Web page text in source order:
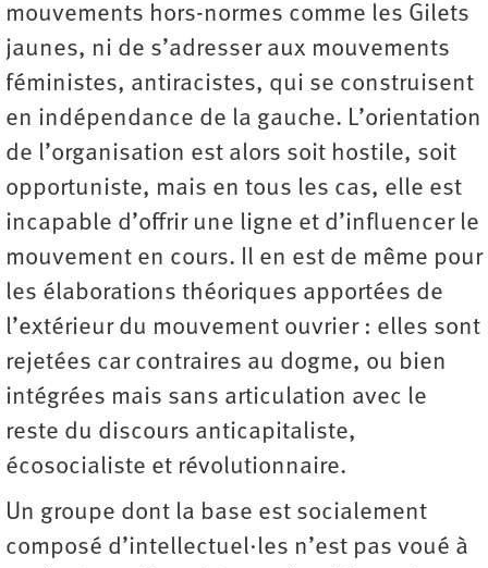
mouvements hors-normes comme les Gilets
jaunes, ni de s’adresser aux mouvements
féministes, antiracistes, qui se construisent
en indépendance de la gauche. L’orientation
de l’organisation est alors soit hostile, soit
opportuniste, mais en tous les cas, elle est
incapable d’offrir une ligne et d’influencer le
mouvement en cours. Il en est de même pour
les élaborations théoriques apportées de
l’extérieur du mouvement ouvrier : elles sont
rejetées car contraires au dogme, ou bien
intégrées mais sans articulation avec le
reste du discours anticapitaliste,
écosocialiste et révolutionnaire.
Un groupe dont la base est socialement
composé d’intellectuel·les n’est pas voué à